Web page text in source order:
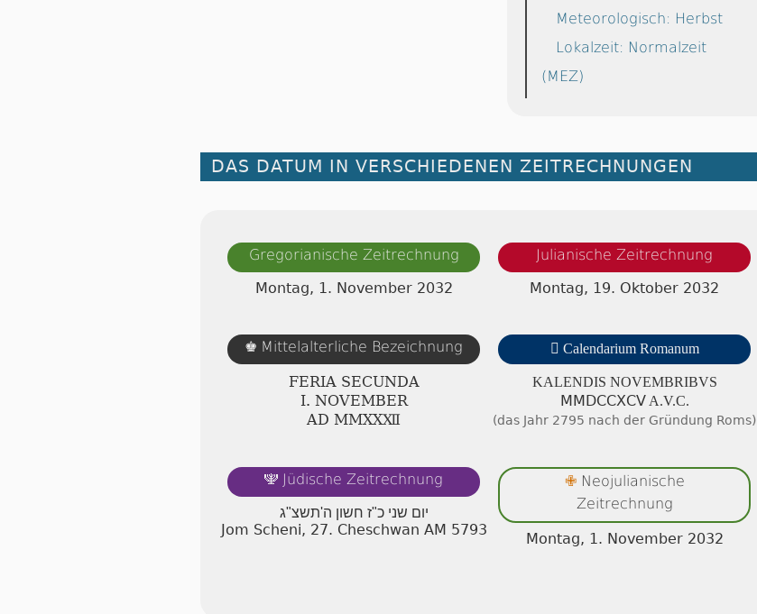
Meteorologisch: Herbst
Lokalzeit: Normalzeit
(MEZ)
DAS DATUM IN VERSCHIEDENEN ZEITRECHNUNGEN
Gregorianische Zeitrechnung
Montag, 1. November 2032
Julianische Zeitrechnung
Montag, 19. Oktober 2032
♚ Mittelalterliche Bezeichnung
FERIA SECUNDA
Ⅰ. NOVEMBER
AD ⅯⅯⅩⅩⅫ
 Calendarium Romanum
KALENDIS NO­VEMB­RI­BVS
ⅯⅯⅮⅭⅭⅩⅭⅤ A.V.C.
(das Jahr 2795 nach der Gründung Roms)
🕎 Jüdische Zeitrechnung
יום שני כ"ז חשון ה'תשצ"ג
Jom Scheni, 27. Cheschwan AM 5793
✙Neojulianische
Zeitrechnung
Montag, 1. November 2032